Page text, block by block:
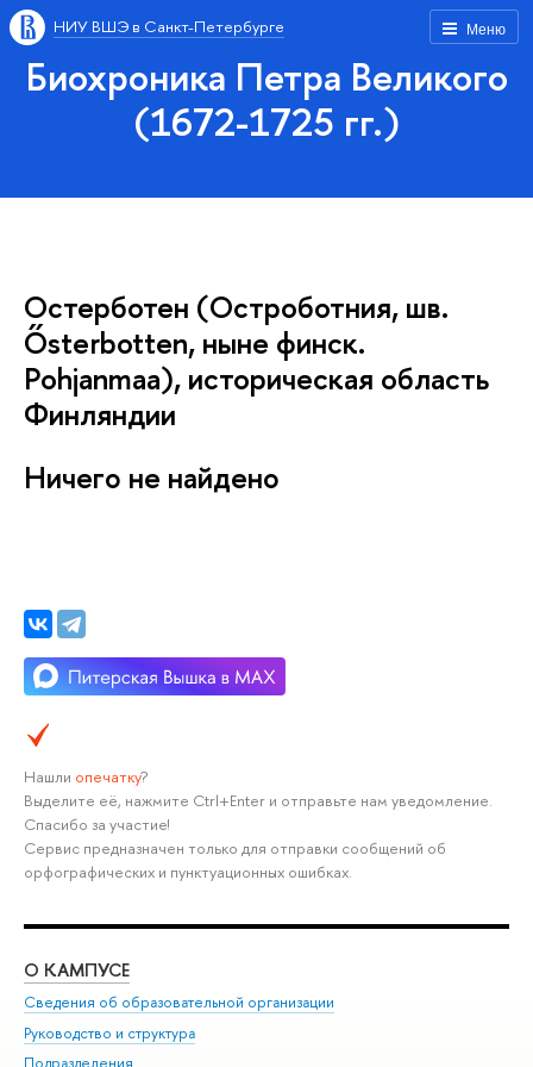
Меню
НИУ ВШЭ в Санкт-Петербурге
Биохроника Петра Великого
(1672-1725 гг.)
Остерботен (Остроботния, шв.
Ősterbotten, ныне финск.
Pohjanmaa), историческая область
Финляндии
Ничего не найдено
Нашли опечатку?
Выделите её, нажмите Ctrl+Enter и отправьте нам уведомление.
Спасибо за участие!
Сервис предназначен только для отправки сообщений об
орфографических и пунктуационных ошибках.
О КАМПУСЕ
Сведения об образовательной организации
Руководство и структура